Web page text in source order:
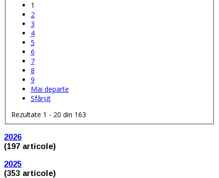
1
2
3
4
5
6
7
8
9
Mai departe
Sfârșit
Rezultate 1 - 20 din 163
2026
(197 articole)
2025
(353 articole)